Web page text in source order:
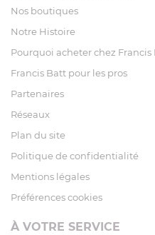
Nos boutiques
Notre Histoire
Pourquoi acheter chez Francis
Francis Batt pour les pros
Partenaires
Réseaux
Plan du site
Politique de confidentialité
Mentions légales
Préférences cookies
À VOTRE SERVICE